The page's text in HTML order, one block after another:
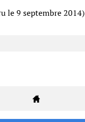
le 9 septembre 2014)